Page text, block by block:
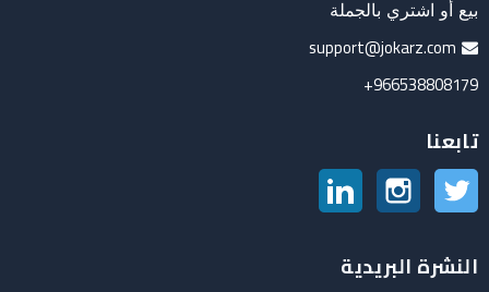
بيع أو اشتري بالجملة
support@jokarz.com
966538808179+
تابعنا
تويتر انستغرام
النشرة البريدية